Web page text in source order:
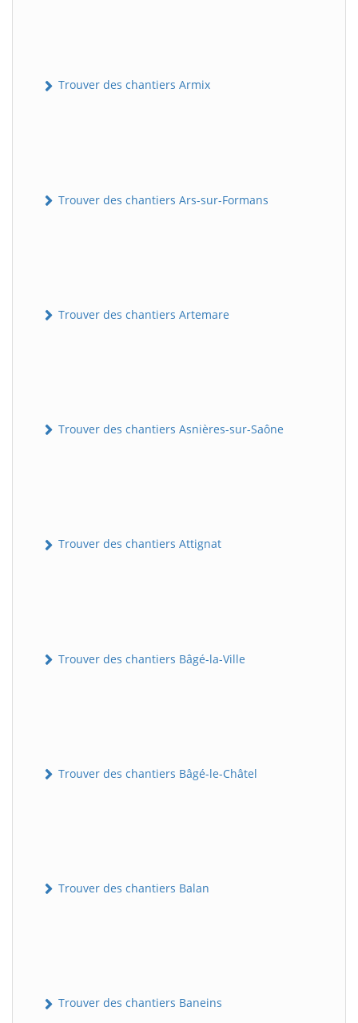
Trouver des chantiers Armix
Trouver des chantiers Ars-sur-Formans
Trouver des chantiers Artemare
Trouver des chantiers Asnières-sur-Saône
Trouver des chantiers Attignat
Trouver des chantiers Bâgé-la-Ville
Trouver des chantiers Bâgé-le-Châtel
Trouver des chantiers Balan
Trouver des chantiers Baneins